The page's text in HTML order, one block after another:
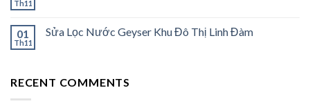
Th11
01
Th11
Sửa Lọc Nước Geyser Khu Đô Thị Linh Đàm
RECENT COMMENTS